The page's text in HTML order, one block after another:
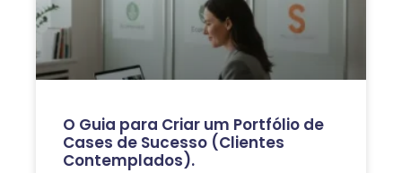
O Guia para Criar um Portfólio de
Cases de Sucesso (Clientes
Contemplados).